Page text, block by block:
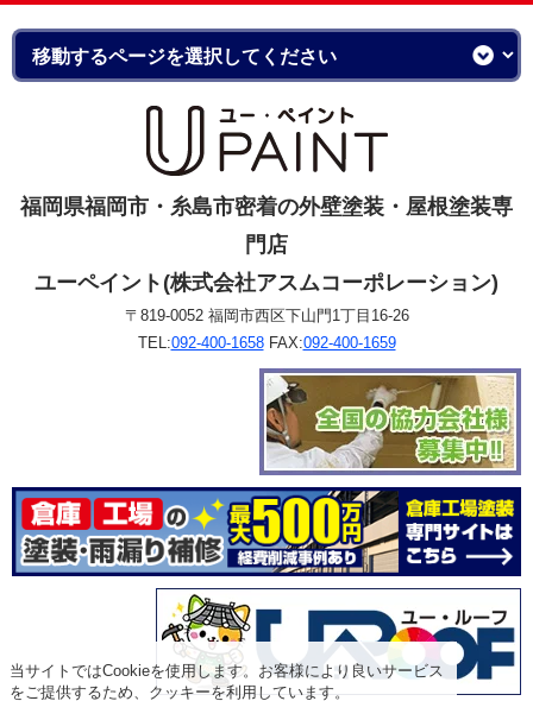
当サイトではCookieを使用します。お客様により良いサービス
をご提供するため、クッキーを利用しています。
福岡県福岡市・糸島市密着の外壁塗装・屋根塗装専
門店
ユーペイント(株式会社アスムコーポレーション)
〒819-0052 福岡市西区下山門1丁目16-26
TEL:092-400-1658FAX:092-400-1659